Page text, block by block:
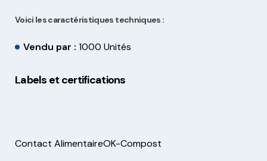
Voici les caractéristiques techniques :
Vendu par : 1000 Unités
Labels et certifications
Contact AlimentaireOK-Compost